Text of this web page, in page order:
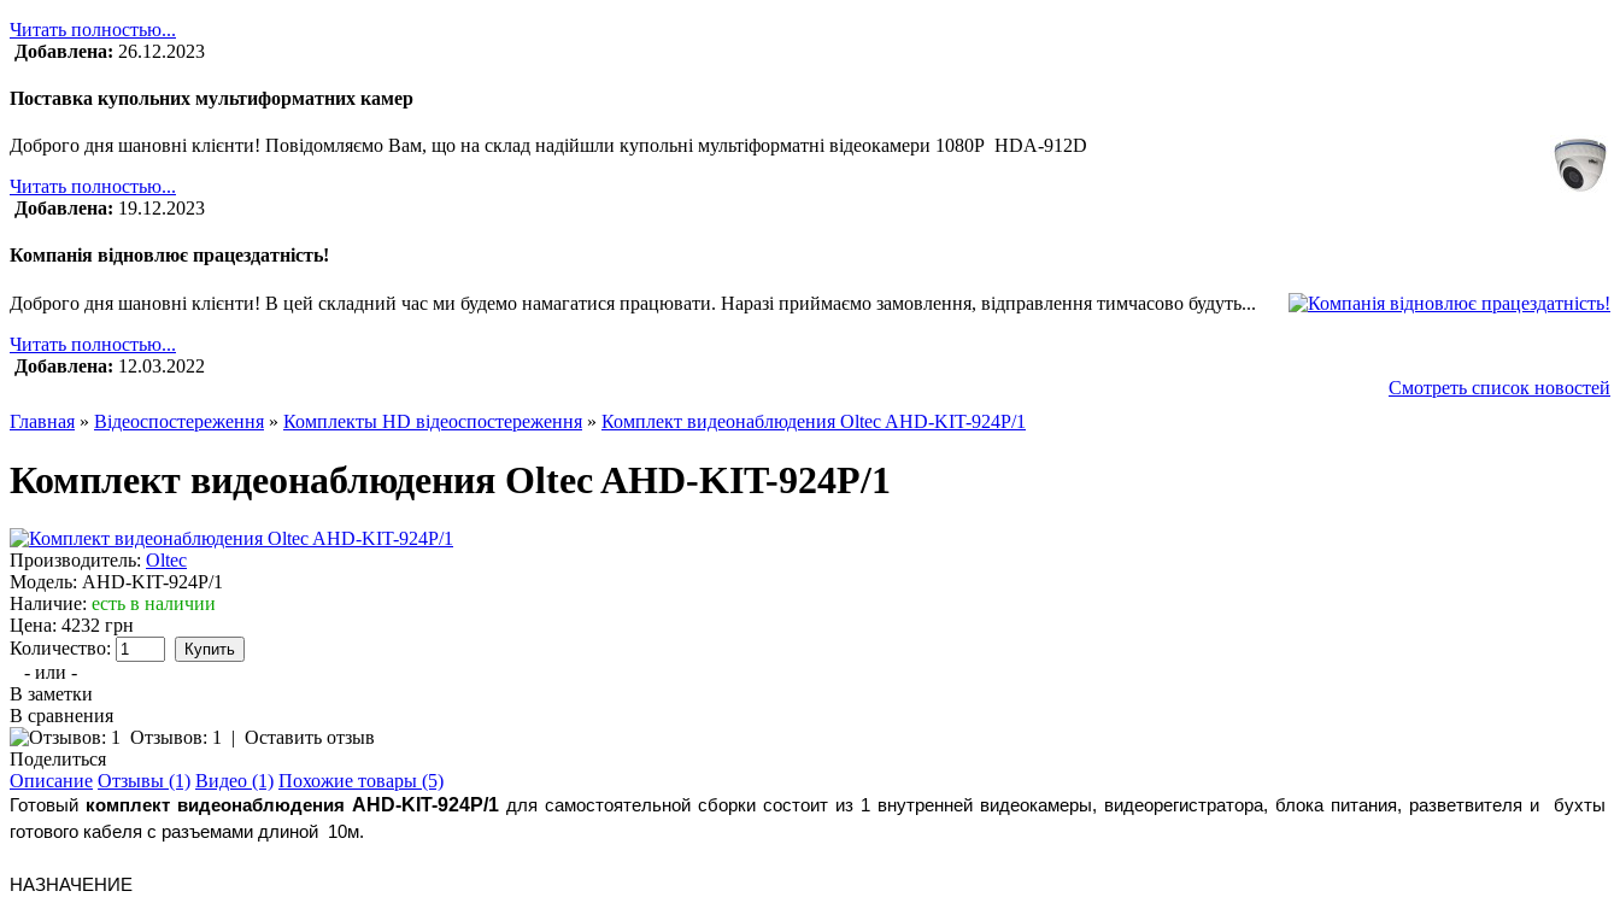
Читать полностью...
Добавлена: 26.12.2023
Поставка купольних мультиформатних камер
Доброго дня шановні клієнти! Повідомляємо Вам, що на склад надійшли купольні мультіформатні відеокамери 1080P HDA-912D
Читать полностью...
Добавлена: 19.12.2023
Компанія відновлює працездатність!
Доброго дня шановні клієнти! В цей складний час ми будемо намагатися працювати. Наразі приймаємо замовлення, відправлення тимчасово будуть...
Читать полностью...
Добавлена: 12.03.2022
Смотреть список новостей
Главная » Відеоспостереження » Комплекты HD відеоспостереження » Комплект видеонаблюдения Oltec AHD-KIT-924Р/1
Комплект видеонаблюдения Oltec AHD-KIT-924Р/1
Производитель: Oltec
Модель: AHD-KIT-924Р/1
Наличие: есть в наличии
Цена: 4232 грн
Количество:
- или -
В заметки
В сравнения
Отзывов: 1
Оставить отзыв
Поделиться
Описание Отзывы (1) Видео (1) Похожие товары (5)
Готовый комплект видеонаблюдения AHD-KIT-924Р/1 для самостоятельной сборки состоит из 1 внутренней видеокамеры, видеорегистратора, блока питания, разветвителя и бухты
готового кабеля с разъемами длиной 10м.
НАЗНАЧЕНИЕ